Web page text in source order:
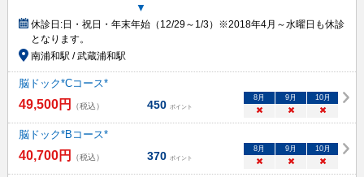
▼
休診日:日・祝日・年末年始（12/29～1/3）※2018年4月～水曜日も休診
となります。
南浦和駅 / 武蔵浦和駅
脳ドック*Cコース*
49,500円 （税込） 450 ポイント
8 月 9 月 10月
× × ×
脳ドック*Bコース*
40,700円 （税込） 370 ポイント
8 月 9 月 10月
× × ×